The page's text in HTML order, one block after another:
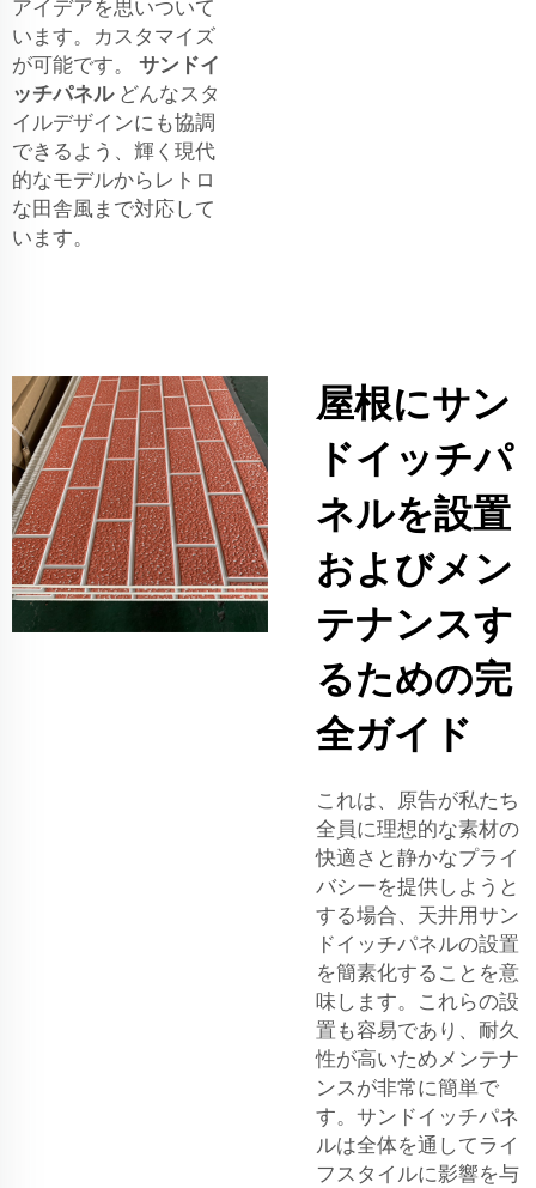
アイデアを思いついて
います。カスタマイズ
が可能です。 サンドイ
ッチパネル どんなスタ
イルデザインにも協調
できるよう、輝く現代
的なモデルからレトロ
な田舎風まで対応して
います。
屋根にサン
ドイッチパ
ネルを設置
およびメン
テナンスす
るための完
全ガイド
これは、原告が私たち
全員に理想的な素材の
快適さと静かなプライ
バシーを提供しようと
する場合、天井用サン
ドイッチパネルの設置
を簡素化することを意
味します。これらの設
置も容易であり、耐久
性が高いためメンテナ
ンスが非常に簡単で
す。サンドイッチパネ
ルは全体を通してライ
フスタイルに影響を与